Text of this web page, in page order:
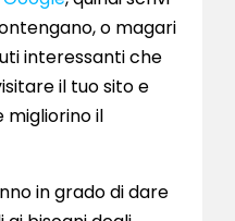
o magari
interessanti che
il tuo sito e
migliorino il
in grado di dare